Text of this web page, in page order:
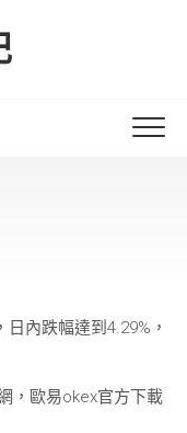
內跌幅達到4.29%，
，歐易okex官方下載